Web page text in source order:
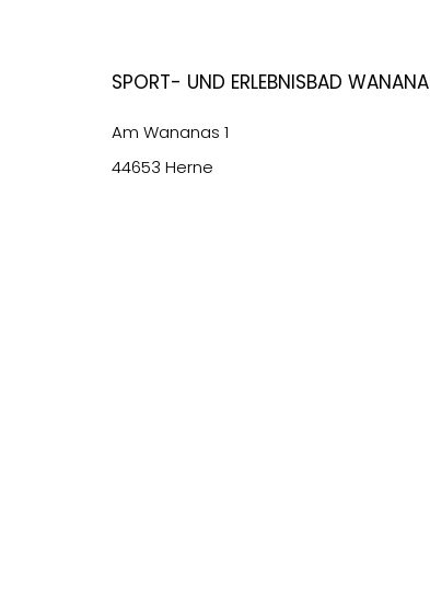
Sport- und Erlebnisbad
Am Wananas 1
44653 Herne